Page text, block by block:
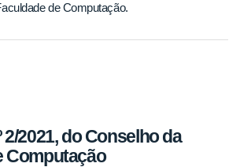
de Computação.
2/2021, do Conselho da
Computação